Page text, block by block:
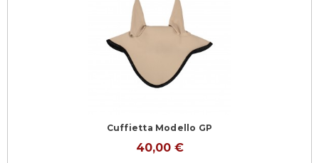
Cuffietta Modello GP
40,00 €